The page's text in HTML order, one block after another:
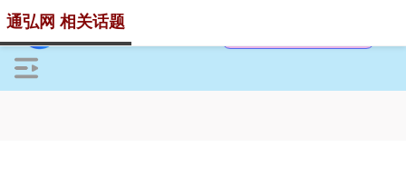
通弘网 相关话题